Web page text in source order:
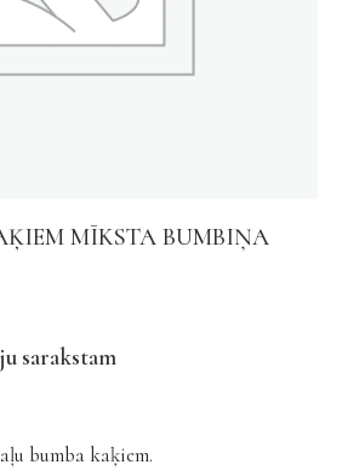
MĪKSTA BUMBIŅA
sarakstam
bumba kaķiem.